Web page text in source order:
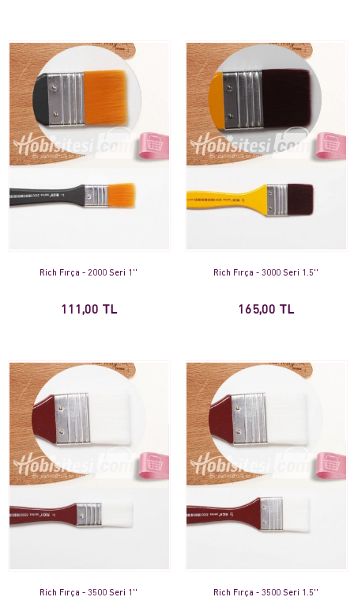
Rich Fırça - 2000 Seri 1''
111,00 TL
Rich Fırça - 3000 Seri 1.5''
165,00 TL
Rich Fırça - 3500 Seri 1'' Rich Fırça - 3500 Seri 1.5''